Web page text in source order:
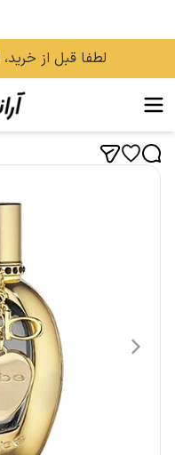
لطفا قبل از خرید، VPN خود را خاموش کنید.